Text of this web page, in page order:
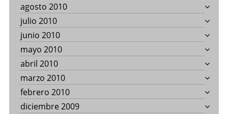
agosto 2010
julio 2010
junio 2010
mayo 2010
abril 2010
marzo 2010
febrero 2010
diciembre 2009